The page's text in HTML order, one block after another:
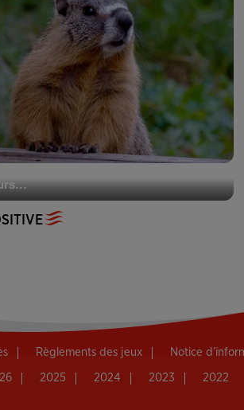
Règlements des jeux Notice
2025 2024 2023 2022